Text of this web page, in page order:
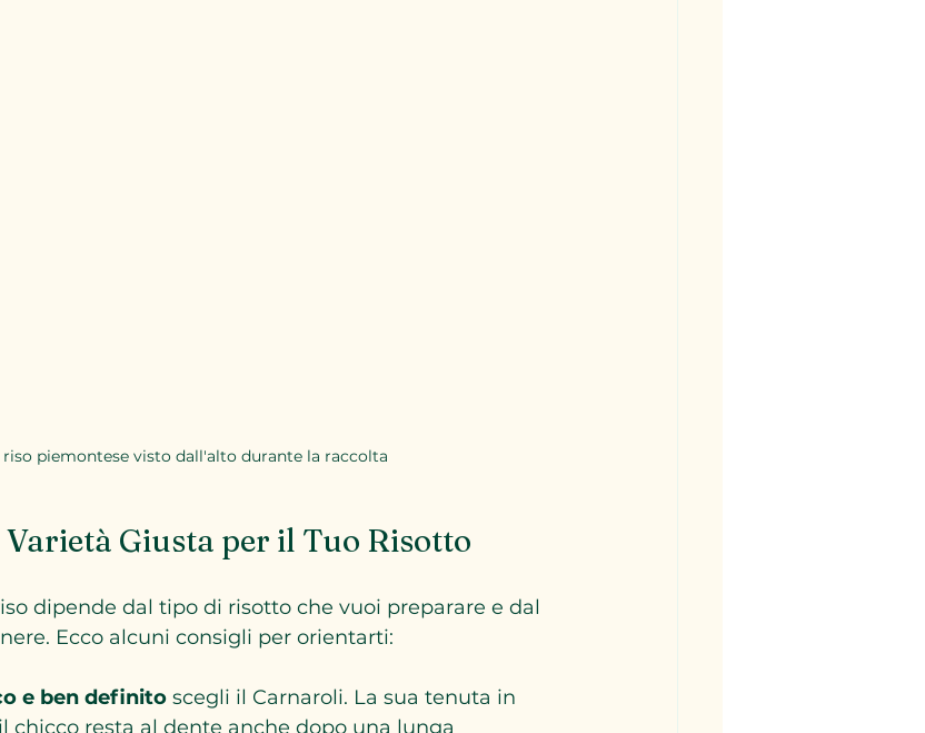
piemontese visto dall'alto durante la raccolta
Varietà Giusta per il Tuo Risotto
dipende dal tipo di risotto che vuoi preparare e dal
Ecco alcuni consigli per orientarti:
e ben definito scegli il Carnaroli. La sua tenuta in
chicco resta al dente anche dopo una lunga